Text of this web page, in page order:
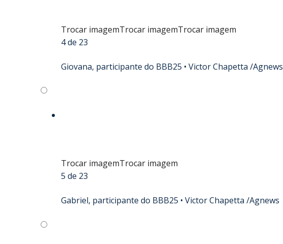
Trocar imagemTrocar imagemTrocar imagem
4 de 23
Giovana, participante do BBB25 • Victor Chapetta /Agnews
Trocar imagemTrocar imagem
5 de 23
Gabriel, participante do BBB25 • Victor Chapetta /Agnews